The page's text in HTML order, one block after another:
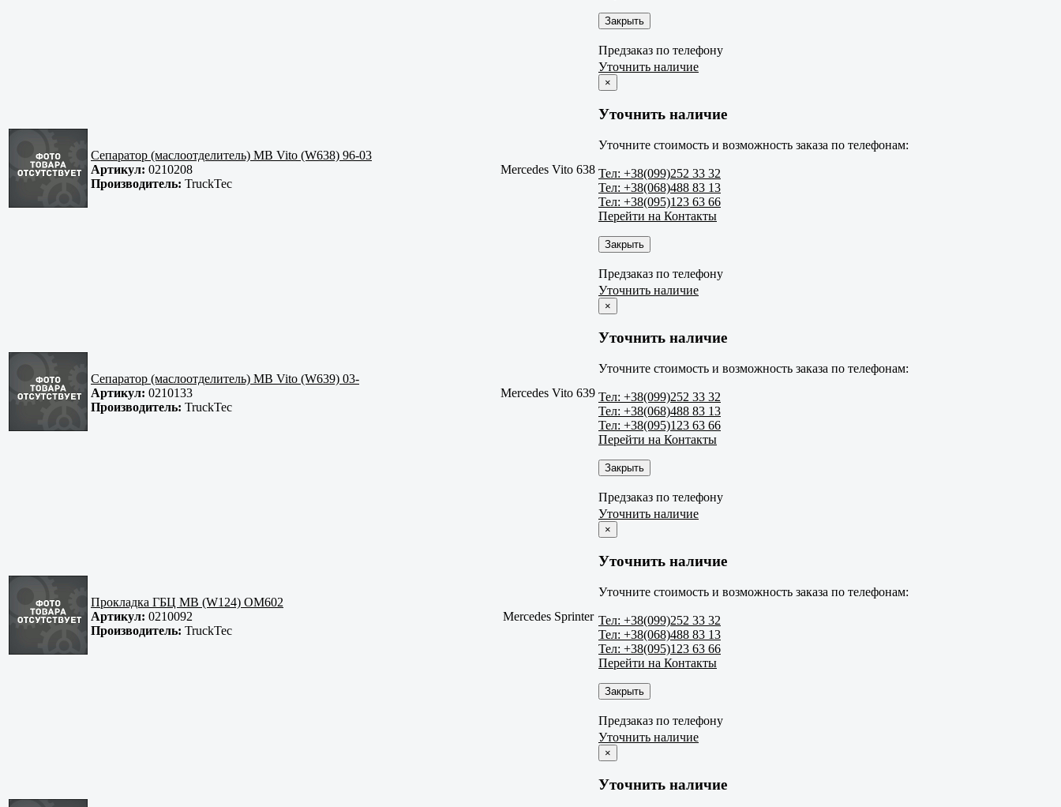
Закрыть
Предзаказ по телефону
Сепаратор (маслоотделитель) MB Vito (W638) 96-03
Артикул: 0210208
Производитель: TruckTec
Mercedes Vito 638
Уточнить наличие
×
Уточнить наличие
Уточните стоимость и возможность заказа по телефонам:
Тел: +38(099)252 33 32
Тел: +38(068)488 83 13
Тел: +38(095)123 63 66
Перейти на Контакты
Закрыть
Предзаказ по телефону
Сепаратор (маслоотделитель) MB Vito (W639) 03-
Артикул: 0210133
Производитель: TruckTec
Mercedes Vito 639
Уточнить наличие
×
Уточнить наличие
Уточните стоимость и возможность заказа по телефонам:
Тел: +38(099)252 33 32
Тел: +38(068)488 83 13
Тел: +38(095)123 63 66
Перейти на Контакты
Закрыть
Предзаказ по телефону
Прокладка ГБЦ MB (W124) OM602
Артикул: 0210092
Производитель: TruckTec
Mercedes Sprinter
Уточнить наличие
×
Уточнить наличие
Уточните стоимость и возможность заказа по телефонам:
Тел: +38(099)252 33 32
Тел: +38(068)488 83 13
Тел: +38(095)123 63 66
Перейти на Контакты
Закрыть
Предзаказ по телефону
Уточнить наличие
×
Уточнить наличие